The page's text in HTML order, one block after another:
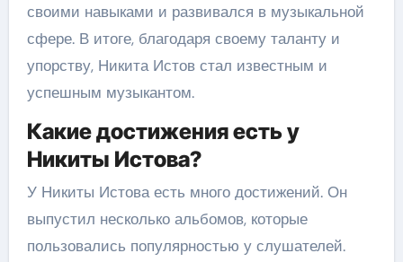
своими навыками и развивался в музыкальной
сфере. В итоге, благодаря своему таланту и
упорству, Никита Истов стал известным и
успешным музыкантом.
Какие достижения есть у
Никиты Истова?
У Никиты Истова есть много достижений. Он
выпустил несколько альбомов, которые
пользовались популярностью у слушателей.